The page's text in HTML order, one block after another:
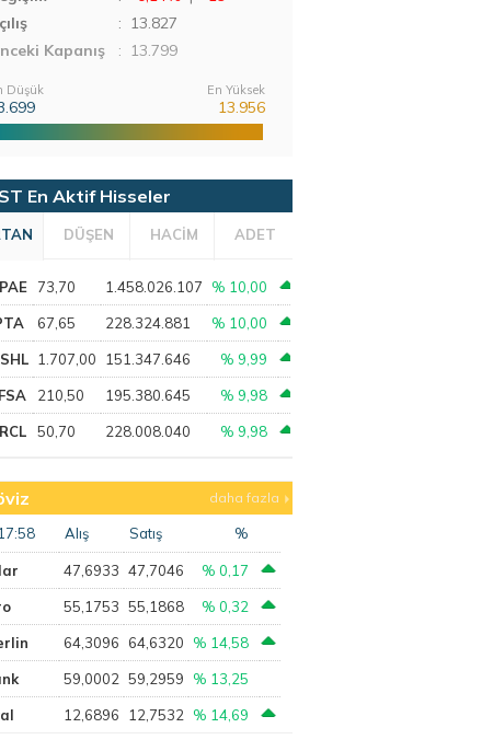
: 13.827
Kapanış
: 13.799
Düşük En Yüksek
13.956
En Aktif Hisseler
DÜŞEN HACİM ADET
73,70 1.458.026.107 % 10,00
67,65 228.324.881 % 10,00
1.707,00 151.347.646 % 9,99
210,50 195.380.645 % 9,98
50,70 228.008.040 % 9,98
daha fazla
17:58 Alış Satış %
47,6933 47,7046 % 0,17
55,1753 55,1868 % 0,32
64,3096 64,6320 % 14,58
59,0002 59,2959 % 13,25
12,6896 12,7532 % 14,69